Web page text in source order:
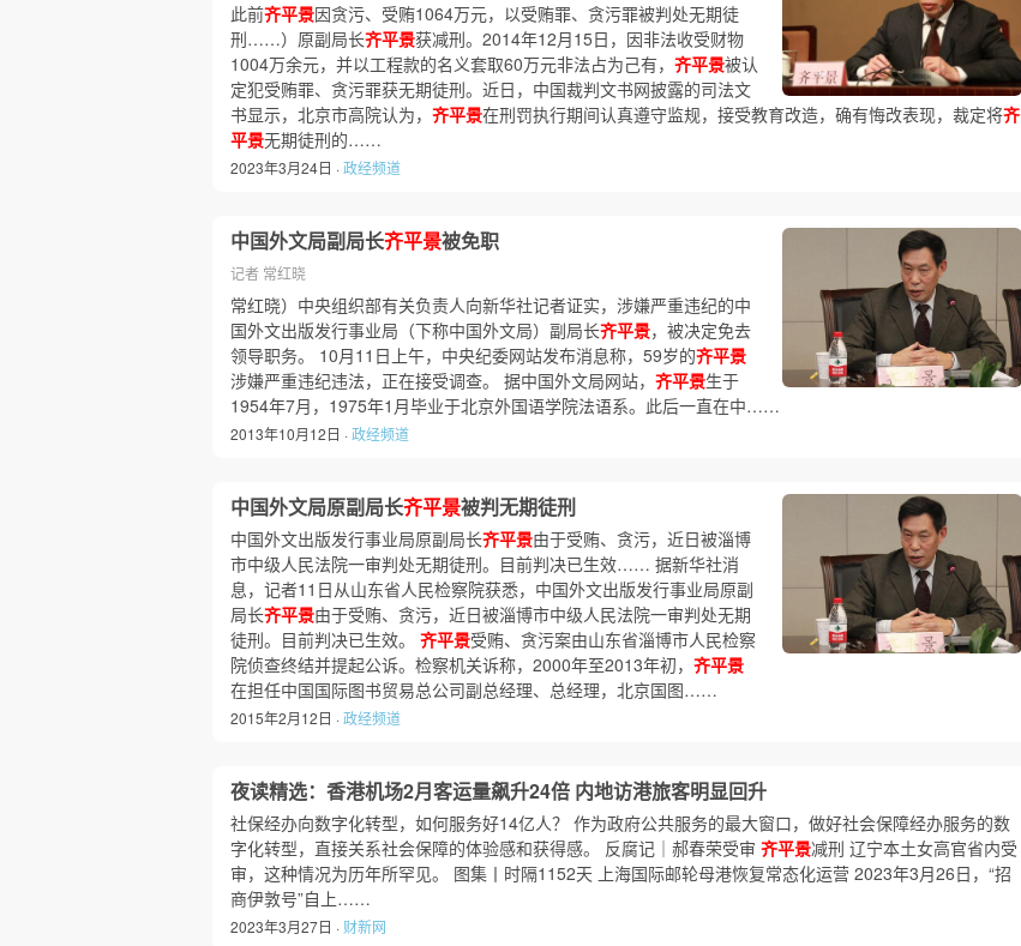
此前齐平景因贪污、受贿1064万元，以受贿罪、贪污罪被判处无期徒
刑……）原副局长齐平景获减刑。2014年12月15日，因非法收受财物
1004万余元，并以工程款的名义套取60万元非法占为己有， 齐平景被认
定犯受贿罪、贪污罪获无期徒刑。近日，中国裁判文书网披露的司法文
书显示，北京市高院认为， 齐平景在刑罚执行期间认真遵守监规，接受教育改造，确有悔改表现，裁定将齐
平景无期徒刑的……
2023年3月24日 ·政经频道
中国外文局副局长齐平景被免职
记者 常红晓
常红晓）中央组织部有关负责人向新华社记者证实，涉嫌严重违纪的中
国外文出版发行事业局（下称中国外文局）副局长齐平景，被决定免去
领导职务。 10月11日上午，中央纪委网站发布消息称，59岁的齐平景
涉嫌严重违纪违法，正在接受调查。 据中国外文局网站， 齐平景生于
1954年7月，1975年1月毕业于北京外国语学院法语系。此后一直在中……
2013年10月12日 ·政经频道
中国外文局原副局长齐平景被判无期徒刑
中国外文出版发行事业局原副局长齐平景由于受贿、贪污，近日被淄博
市中级人民法院一审判处无期徒刑。目前判决已生效…… 据新华社消
息，记者11日从山东省人民检察院获悉，中国外文出版发行事业局原副
局长齐平景由于受贿、贪污，近日被淄博市中级人民法院一审判处无期
徒刑。目前判决已生效。 齐平景受贿、贪污案由山东省淄博市人民检察
院侦查终结并提起公诉。检察机关诉称，2000年至2013年初， 齐平景
在担任中国国际图书贸易总公司副总经理、总经理，北京国图……
2015年2月12日 ·政经频道
夜读精选：香港机场2月客运量飙升24倍 内地访港旅客明显回升
社保经办向数字化转型，如何服务好14亿人？ 作为政府公共服务的最大窗口，做好社会保障经办服务的数
字化转型，直接关系社会保障的体验感和获得感。 反腐记｜郝春荣受审 齐平景减刑 辽宁本土女高官省内受
审，这种情况为历年所罕见。 图集丨时隔1152天 上海国际邮轮母港恢复常态化运营 2023年3月26日，“招
商伊敦号”自上……
2023年3月27日 · 财新网